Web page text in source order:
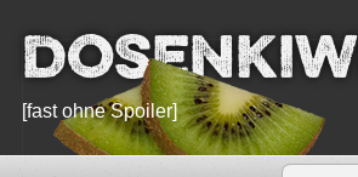
[fast ohne Spoiler]